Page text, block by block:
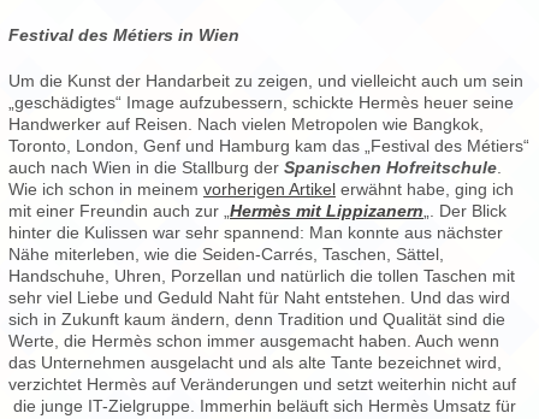
Festival des Métiers in Wien
Um die Kunst der Handarbeit zu zeigen, und vielleicht auch um sein
„geschädigtes“ Image aufzubessern, schickte Hermès heuer seine
Handwerker auf Reisen. Nach vielen Metropolen wie Bangkok,
Toronto, London, Genf und Hamburg kam das „Festival des Métiers“
auch nach Wien in die Stallburg der Spanischen Hofreitschule
Wie ich schon in meinem vorherigen Artikel erwähnt habe, ging ich
mit einer Freundin auch zur „ Hermès mit Lippizanern „. Der Blick
hinter die Kulissen war sehr spannend: Man konnte aus nächster
Nähe miterleben, wie die Seiden-Carrés, Taschen, Sättel,
Handschuhe, Uhren, Porzellan und natürlich die tollen Taschen mit
sehr viel Liebe und Geduld Naht für Naht entstehen. Und das wird
sich in Zukunft kaum ändern, denn Tradition und Qualität sind die
Werte, die Hermès schon immer ausgemacht haben. Auch wenn
das Unternehmen ausgelacht und als alte Tante bezeichnet wird,
verzichtet Hermès auf Veränderungen und setzt weiterhin nicht auf
die junge IT-Zielgruppe. Immerhin beläuft sich Hermès Umsatz für